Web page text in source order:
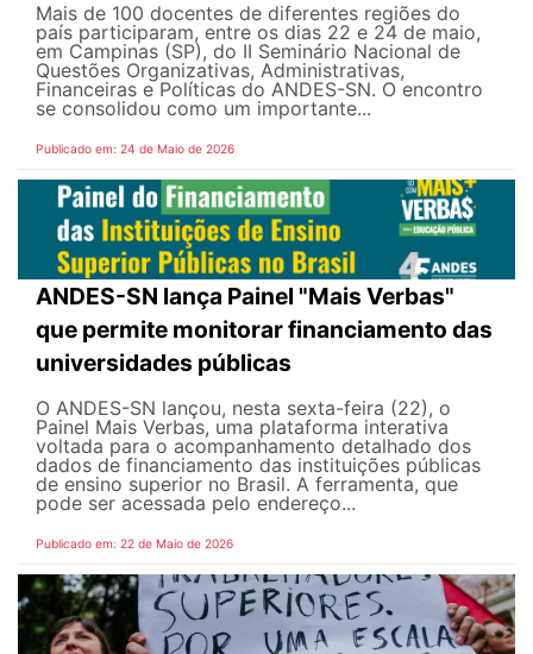
Mais de 100 docentes de diferentes regiões do
país participaram, entre os dias 22 e 24 de maio,
em Campinas (SP), do II Seminário Nacional de
Questões Organizativas, Administrativas,
Financeiras e Políticas do ANDES-SN. O encontro
se consolidou como um importante...
Publicado em: 24 de Maio de 2026
ANDES-SN lança Painel "Mais Verbas"
que permite monitorar financiamento das
universidades públicas
O ANDES-SN lançou, nesta sexta-feira (22), o
Painel Mais Verbas, uma plataforma interativa
voltada para o acompanhamento detalhado dos
dados de financiamento das instituições públicas
de ensino superior no Brasil. A ferramenta, que
pode ser acessada pelo endereço...
Publicado em: 22 de Maio de 2026